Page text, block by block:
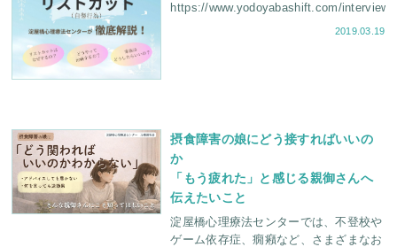
https://www.yodoyabashift.com/
2019.03.19
摂食障害の娘にどう接すればいいの
か
「もう疲れた」と感じる親御さんへ
伝えたいこと
淀屋橋心理療法センターでは、不登校や
ゲーム依存症、癇癪など、さまざまなお